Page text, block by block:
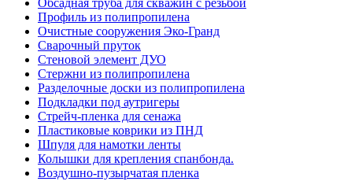
Профиль из полипропилена
Очистные сооружения Эко-Гранд
Сварочный пруток
Стеновой элемент ДУО
Стержни из полипропилена
Разделочные доски из полипропилена
Подкладки под аутригеры
Cтрейч-пленка для сенажа
Пластиковые коврики из ПНД
Шпуля для намотки ленты
Колышки для крепления спанбонда.
Воздушно-пузырчатая пленка